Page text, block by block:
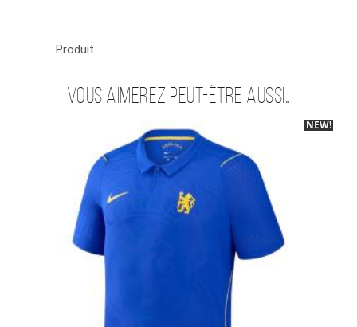
Produit
Vous aimerez peut-être aussi…
-40%
NEW!